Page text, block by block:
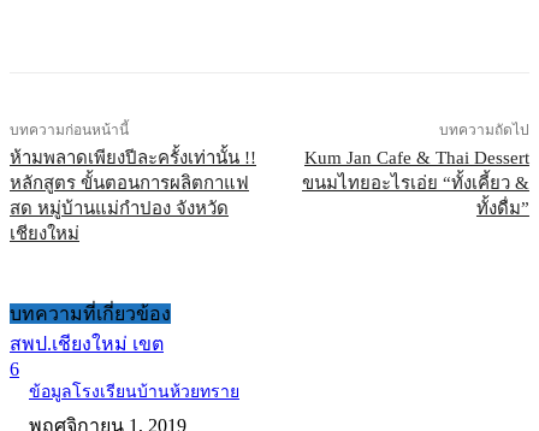
บทความก่อนหน้านี้
ห้ามพลาดเพียงปีละครั้งเท่านั้น !!
หลักสูตร ขั้นตอนการผลิตกาแฟ
สด หมู่บ้านแม่กำปอง จังหวัด
เชียงใหม่
บทความถัดไป
Kum Jan Cafe & Thai Dessert
ขนมไทยอะไรเอ่ย “ทั้งเคี้ยว &
ทั้งดื่ม”
บทความที่เกี่ยวข้อง
สพป.เชียงใหม่ เขต
6
ข้อมูลโรงเรียนบ้านห้วยทราย
พฤศจิกายน 1, 2019